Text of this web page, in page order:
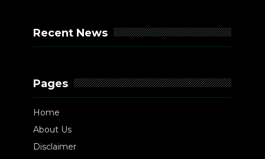
Recent News
Pages
Home
About Us
Disclaimer